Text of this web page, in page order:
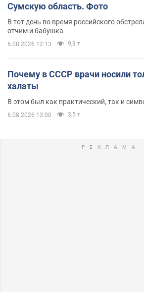
Сумскую область. Фото
В тот день во время российского
отчим и бабушка
6.08.2026 12:13 9,3 т.
Почему в СССР врачи носили
халаты
В этом был как практический, так и
6.08.2026 13:00 3,5 т.